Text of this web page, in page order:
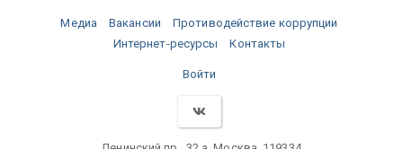
Медиа Вакансии
Противодействие коррупции
Интернет-ресурсы
Контакты
Войти